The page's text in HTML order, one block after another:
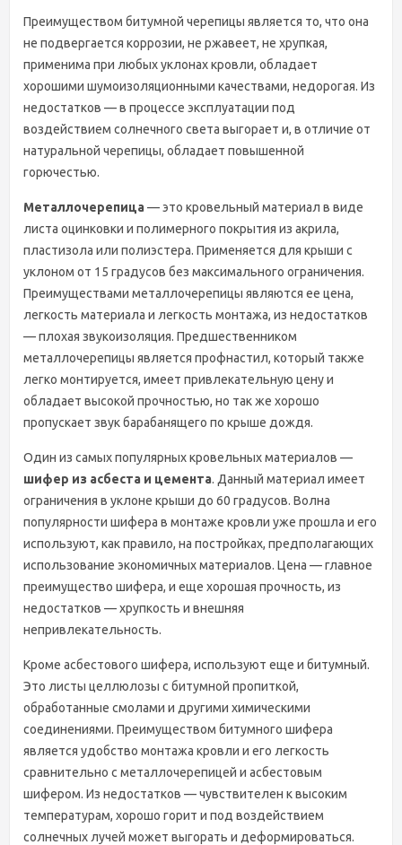
Преимуществом битумной черепицы является то, что она
не подвергается коррозии, не ржавеет, не хрупкая,
применима при любых уклонах кровли, обладает
хорошими шумоизоляционными качествами, недорогая. Из
недостатков — в процессе эксплуатации под
воздействием солнечного света выгорает и, в отличие от
натуральной черепицы, обладает повышенной
горючестью.
Металлочерепица — это кровельный материал в виде
листа оцинковки и полимерного покрытия из акрила,
пластизола или полиэстера. Применяется для крыши с
уклоном от 15 градусов без максимального ограничения.
Преимуществами металлочерепицы являются ее цена,
легкость материала и легкость монтажа, из недостатков
— плохая звукоизоляция. Предшественником
металлочерепицы является профнастил, который также
легко монтируется, имеет привлекательную цену и
обладает высокой прочностью, но так же хорошо
пропускает звук барабанящего по крыше дождя.
Один из самых популярных кровельных материалов —
шифер из асбеста и цемента. Данный материал имеет
ограничения в уклоне крыши до 60 градусов. Волна
популярности шифера в монтаже кровли уже прошла и его
используют, как правило, на постройках, предполагающих
использование экономичных материалов. Цена — главное
преимущество шифера, и еще хорошая прочность, из
недостатков — хрупкость и внешняя
непривлекательность.
Кроме асбестового шифера, используют еще и битумный.
Это листы целлюлозы с битумной пропиткой,
обработанные смолами и другими химическими
соединениями. Преимуществом битумного шифера
является удобство монтажа кровли и его легкость
сравнительно с металлочерепицей и асбестовым
шифером. Из недостатков — чувствителен к высоким
температурам, хорошо горит и под воздействием
солнечных лучей может выгорать и деформироваться.